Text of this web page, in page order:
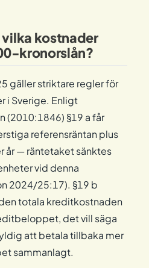
kostnader
kronorslån?
gäller striktare regler för
i Sverige. Enligt
(2010:1846) §19 a får
referensräntan plus
år — räntetaket sänktes
vid denna
2024/25:17). §19 b
totala kreditkostnaden
det vill säga
att betala tillbaka mer
sammanlagt.